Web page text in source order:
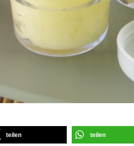
teilen teilen